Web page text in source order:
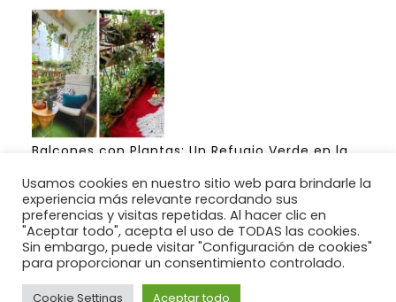
Balcones con Plantas: Un Refugio Verde en la
Ideas para construir un jardín para su casa.
BUSCANOS : @jardines1000 EN FACEBOOK.
Usamos cookies en nuestro sitio web para brindarle la
experiencia más relevante recordando sus
preferencias y visitas repetidas. Al hacer clic en
"Aceptar todo", acepta el uso de TODAS las cookies.
Sin embargo, puede visitar "Configuración de cookies"
para proporcionar un consentimiento controlado.
Cookie Settings Aceptar todo